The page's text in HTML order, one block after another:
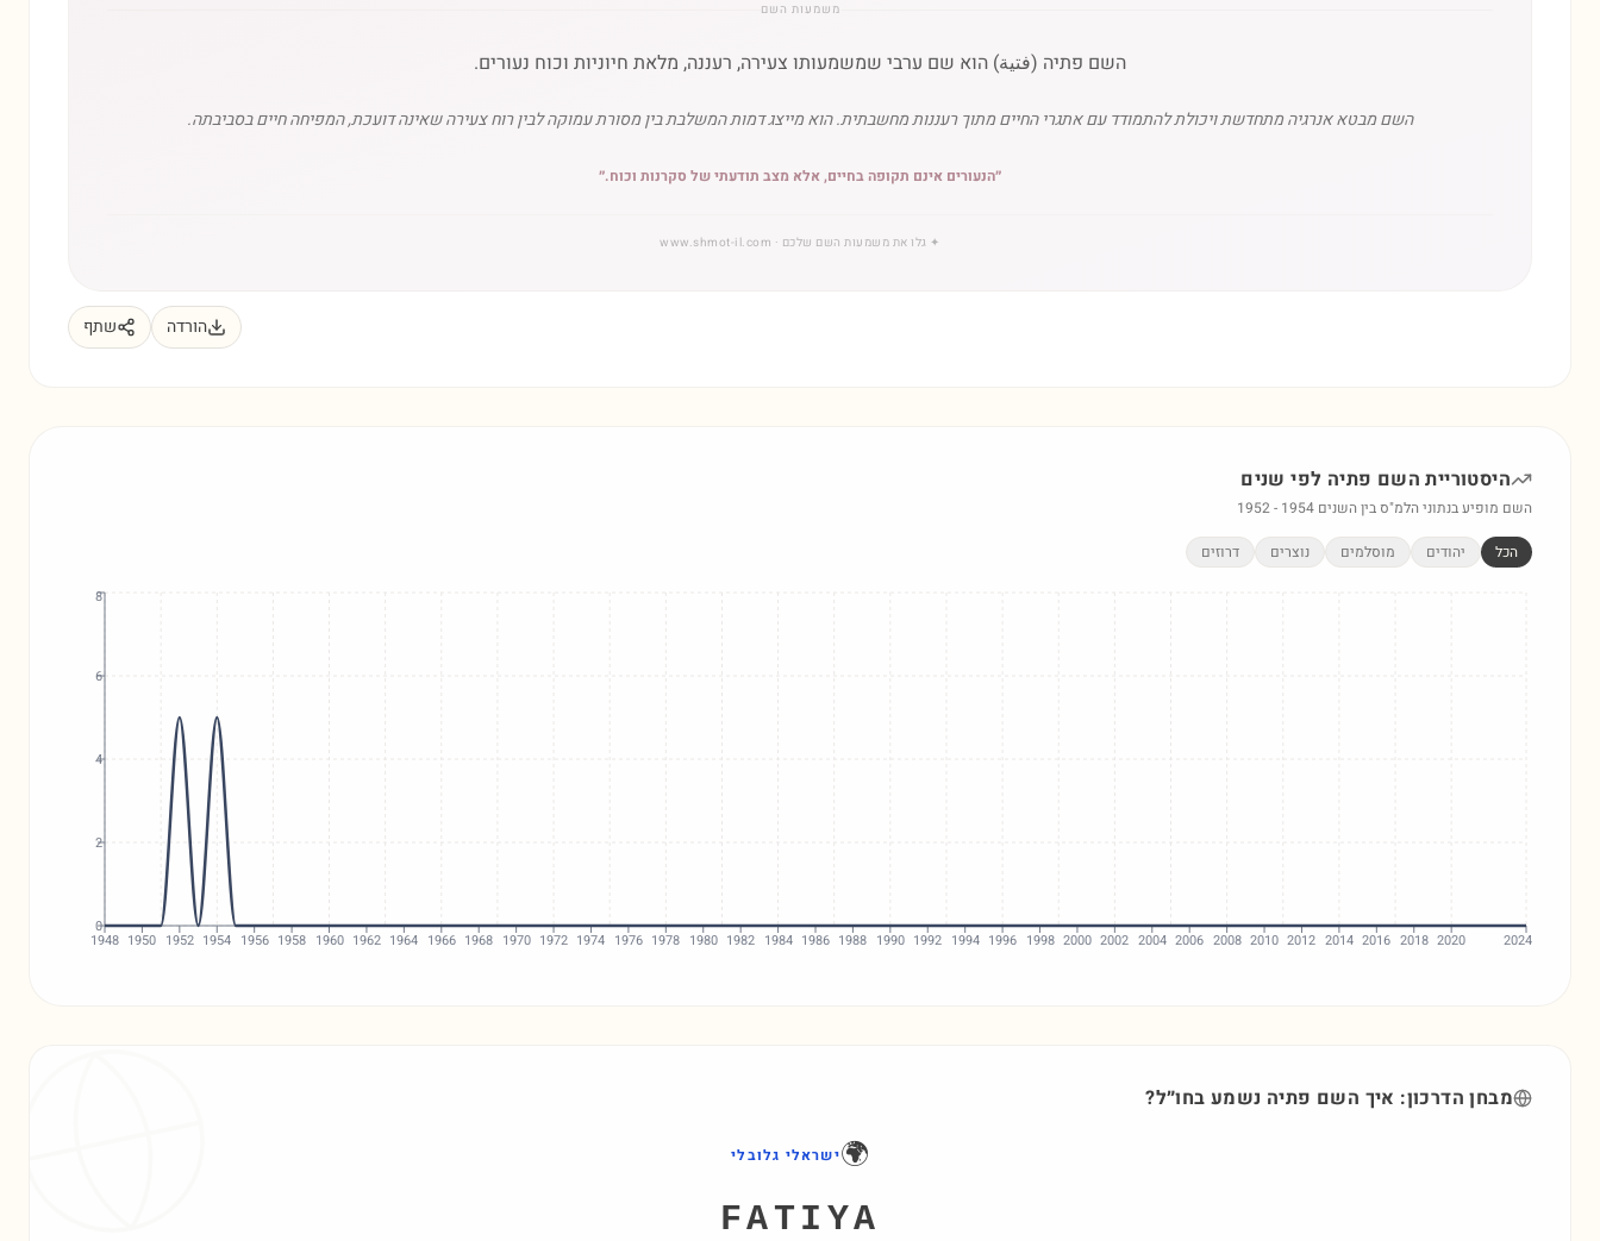
משמעות השם
השם פתיה (فتية) הוא שם ערבי שמשמעותו צעירה, רעננה, מלאת חיוניות וכוח נעורים.
השם מבטא אנרגיה מתחדשת ויכולת להתמודד עם אתגרי החיים מתוך רעננות מחשבתית. הוא מייצג דמות המשלבת בין מסורת עמוקה לבין רוח צעירה שאינה דועכת, המפיחה חיים בסביבתה.
״הנעורים אינם תקופה בחיים, אלא מצב תודעתי של סקרנות וכוח.״
✦ גלו את משמעות השם שלכם · www.shmot-il.com
הורדה שתף
היסטוריית השם פתיה לפי שנים
השם מופיע בנתוני הלמ"ס בין השנים 1952- 1954
הכל יהודים מוסלמים נוצרים דרוזים
1948 1950 1952 1954 1956 1958 1960 1962 1964 1966 1968 1970 1972 1974 1976 1978 1980 1982 1984 1986 1988 1990 1992 1994 1996 1998 2000 2002 2004 2006 2008 2010 2012 2014 2016 2018 2020 2024
0
2
4
6
8
מבחן הדרכון: איך השם פתיה נשמע בחו״ל?
🌍ישראלי גלובלי
FATIYA